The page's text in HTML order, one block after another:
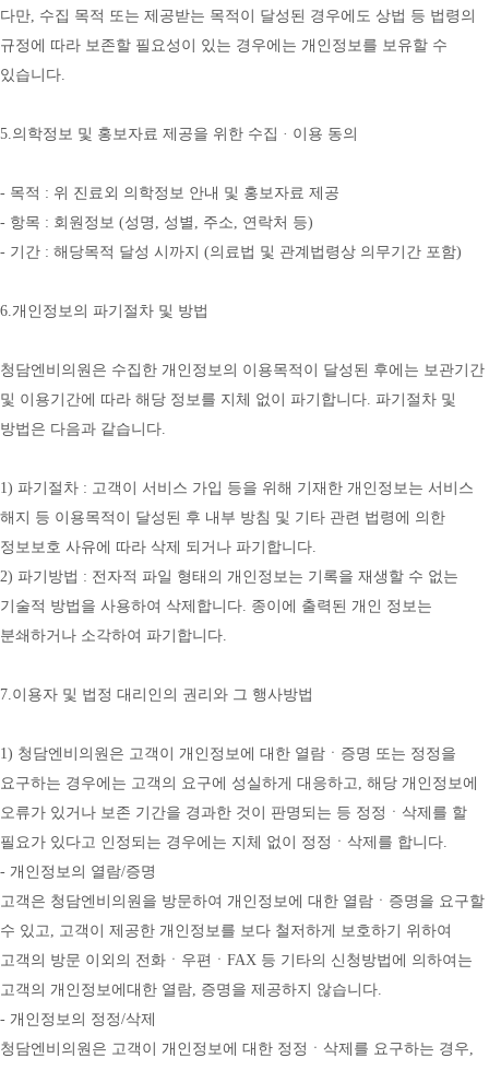
다만, 수집 목적 또는 제공받는 목적이 달성된 경우에도 상법 등 법령의
규정에 따라 보존할 필요성이 있는 경우에는 개인정보를 보유할 수
있습니다.
5.의학정보 및 홍보자료 제공을 위한 수집 · 이용 동의
- 목적 : 위 진료외 의학정보 안내 및 홍보자료 제공
- 항목 : 회원정보 (성명, 성별, 주소, 연락처 등)
- 기간 : 해당목적 달성 시까지 (의료법 및 관계법령상 의무기간 포함)
6.개인정보의 파기절차 및 방법
청담엔비의원은 수집한 개인정보의 이용목적이 달성된 후에는 보관기간
및 이용기간에 따라 해당 정보를 지체 없이 파기합니다. 파기절차 및
방법은 다음과 같습니다.
1) 파기절차 : 고객이 서비스 가입 등을 위해 기재한 개인정보는 서비스
해지 등 이용목적이 달성된 후 내부 방침 및 기타 관련 법령에 의한
정보보호 사유에 따라 삭제 되거나 파기합니다.
2) 파기방법 : 전자적 파일 형태의 개인정보는 기록을 재생할 수 없는
기술적 방법을 사용하여 삭제합니다. 종이에 출력된 개인 정보는
분쇄하거나 소각하여 파기합니다.
7.이용자 및 법정 대리인의 권리와 그 행사방법
1) 청담엔비의원은 고객이 개인정보에 대한 열람ㆍ증명 또는 정정을
요구하는 경우에는 고객의 요구에 성실하게 대응하고, 해당 개인정보에
오류가 있거나 보존 기간을 경과한 것이 판명되는 등 정정ㆍ삭제를 할
필요가 있다고 인정되는 경우에는 지체 없이 정정ㆍ삭제를 합니다.
- 개인정보의 열람/증명
고객은 청담엔비의원을 방문하여 개인정보에 대한 열람ㆍ증명을 요구할
수 있고, 고객이 제공한 개인정보를 보다 철저하게 보호하기 위하여
고객의 방문 이외의 전화ㆍ우편ㆍFAX 등 기타의 신청방법에 의하여는
고객의 개인정보에대한 열람, 증명을 제공하지 않습니다.
- 개인정보의 정정/삭제
청담엔비의원은 고객이 개인정보에 대한 정정ㆍ삭제를 요구하는 경우,